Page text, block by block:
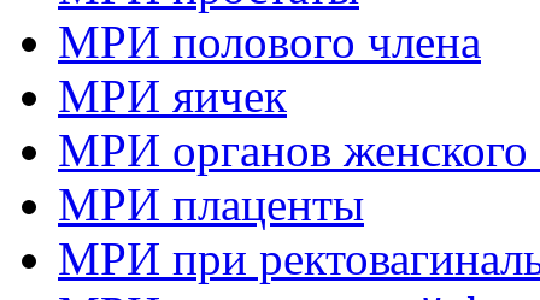
МРИ полового члена
МРИ яичек
МРИ органов женского
МРИ плаценты
МРИ при